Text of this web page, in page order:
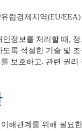
럽경제지역(EU/
정보를 처리할 때,
록 적절한 기술 및
보호하고, 관련 권
해관계를 위해 필요